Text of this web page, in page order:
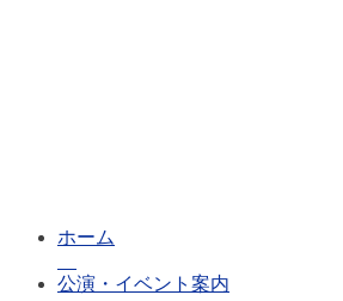
ホーム
公演・イベント案内